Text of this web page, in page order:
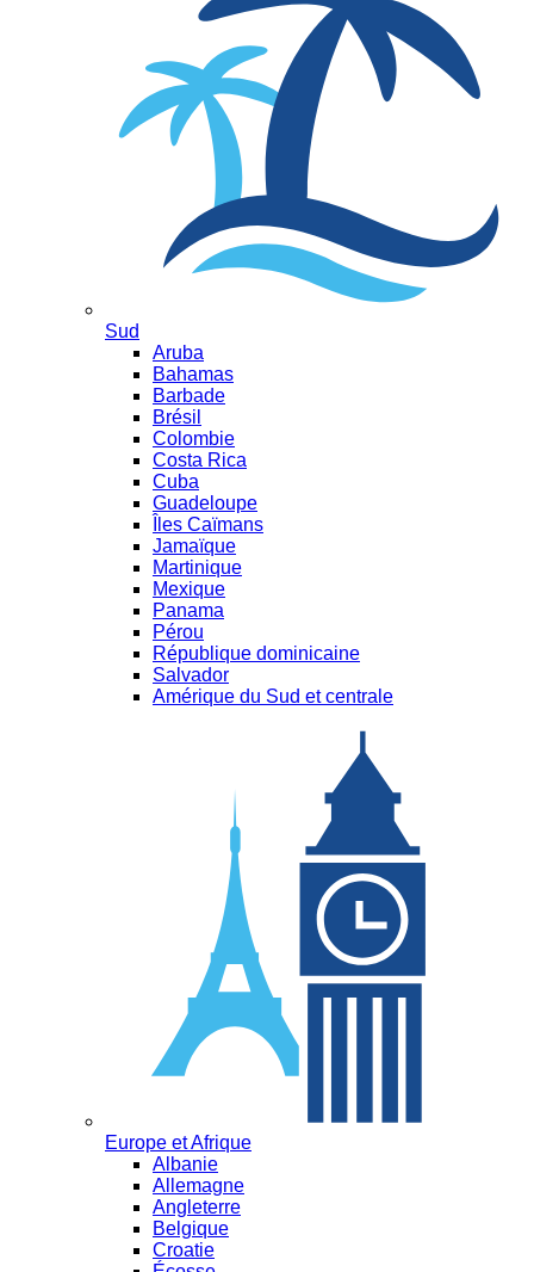
Sud
Aruba
Bahamas
Barbade
Brésil
Colombie
Costa Rica
Cuba
Guadeloupe
Îles Caïmans
Jamaïque
Martinique
Mexique
Panama
Pérou
République dominicaine
Salvador
Amérique du Sud et centrale
Europe et Afrique
Albanie
Allemagne
Angleterre
Belgique
Croatie